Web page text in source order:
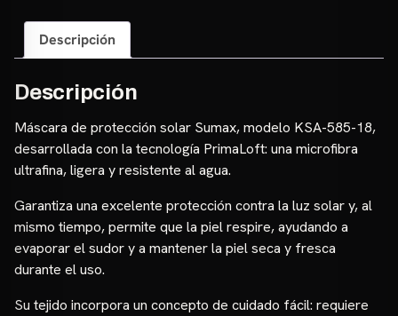
18
cantidad
Descripción
Descripción
Máscara de protección solar Sumax, modelo KSA-585-18,
desarrollada con la tecnología PrimaLoft: una microfibra
ultrafina, ligera y resistente al agua.
Garantiza una excelente protección contra la luz solar y, al
mismo tiempo, permite que la piel respire, ayudando a
evaporar el sudor y a mantener la piel seca y fresca
durante el uso.
Su tejido incorpora un concepto de cuidado fácil: requiere